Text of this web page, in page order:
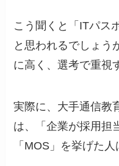
こう聞くと「ITパス
と思われるでしょう
に高く、選考で重視
実際に、大手通信教
は、「企業が採用担
「MOS」を挙げた